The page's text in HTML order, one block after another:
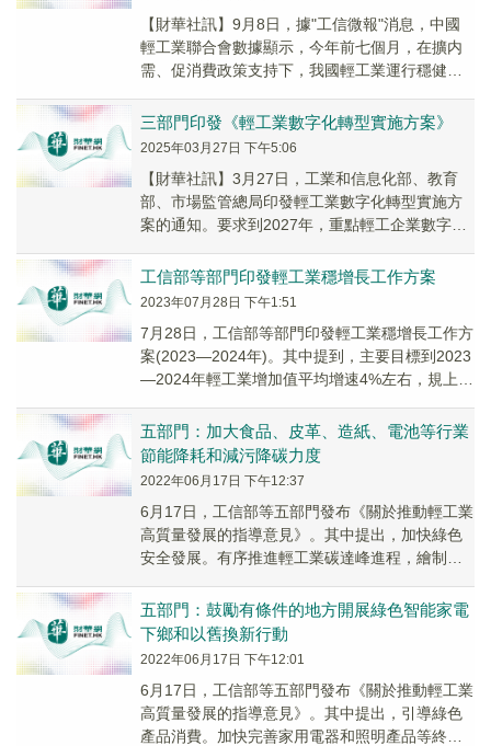
【財華社訊】9月8日，據"工信微報"消息，中國
輕工業聯合會數據顯示，今年前七個月，在擴内
需、促消費政策支持下，我國輕工業運行穩健，
上輕工...
三部門印發《輕工業數字化轉型實施方案》
2025年03月27日 下午5:06
【財華社訊】3月27日，工業和信息化部、教育
部、市場監管總局印發輕工業數字化轉型實施方
案的通知。要求到2027年，重點輕工企業數字化
控...
工信部等部門印發輕工業穩增長工作方案
2023年07月28日 下午1:51
7月28日，工信部等部門印發輕工業穩增長工作方
案(2023—2024年)。其中提到，主要目標到2023
—2024年輕工業增加值平均增速4%左右，規上企
五部門：加大食品、皮革、造紙、電池等行業
節能降耗和減污降碳力度
2022年06月17日 下午12:37
6月17日，工信部等五部門發布《關於推動輕工業
高質量發展的指導意見》。其中提出，加快綠色
安全發展。有序推進輕工業碳達峰進程，繪制造
紙、電...
五部門：鼓勵有條件的地方開展綠色智能家電
下鄉和以舊換新行動
2022年06月17日 下午12:01
6月17日，工信部等五部門發布《關於推動輕工業
高質量發展的指導意見》。其中提出，引導綠色
產品消費。加快完善家用電器和照明產品等終端